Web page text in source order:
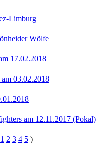
Limburg
Wölfe
17.02.2018
03.02.2018
am 12.11.2017 (Pokal)
1 2 3 4 5 )